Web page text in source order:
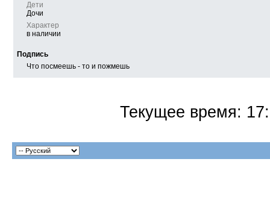
Дети
Дочи
Характер
в наличии
Подпись
Что посмеешь - то и пожмешь
Текущее время: